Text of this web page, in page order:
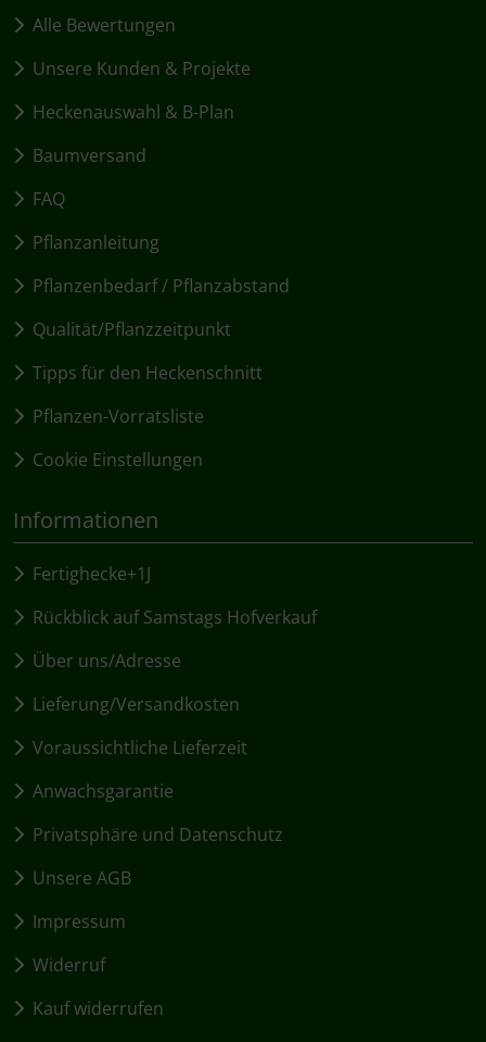
Alle Bewertungen
Unsere Kunden & Projekte
Heckenauswahl & B-Plan
Baumversand
FAQ
Pflanzanleitung
Pflanzenbedarf / Pflanzabstand
Qualität/Pflanzzeitpunkt
Tipps für den Heckenschnitt
Pflanzen-Vorratsliste
Cookie Einstellungen
Informationen
Fertighecke+1J
Rückblick auf Samstags Hofverkauf
Über uns/Adresse
Lieferung/Versandkosten
Voraussichtliche Lieferzeit
Anwachsgarantie
Privatsphäre und Datenschutz
Unsere AGB
Impressum
Widerruf
Kauf widerrufen